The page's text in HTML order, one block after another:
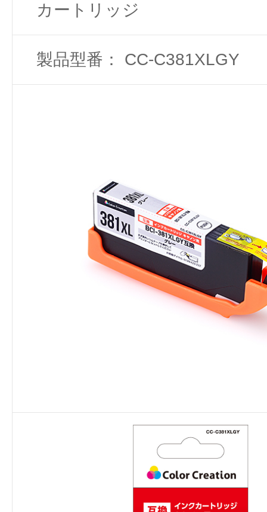
カートリッジ
製品型番： CC-C381XLGY